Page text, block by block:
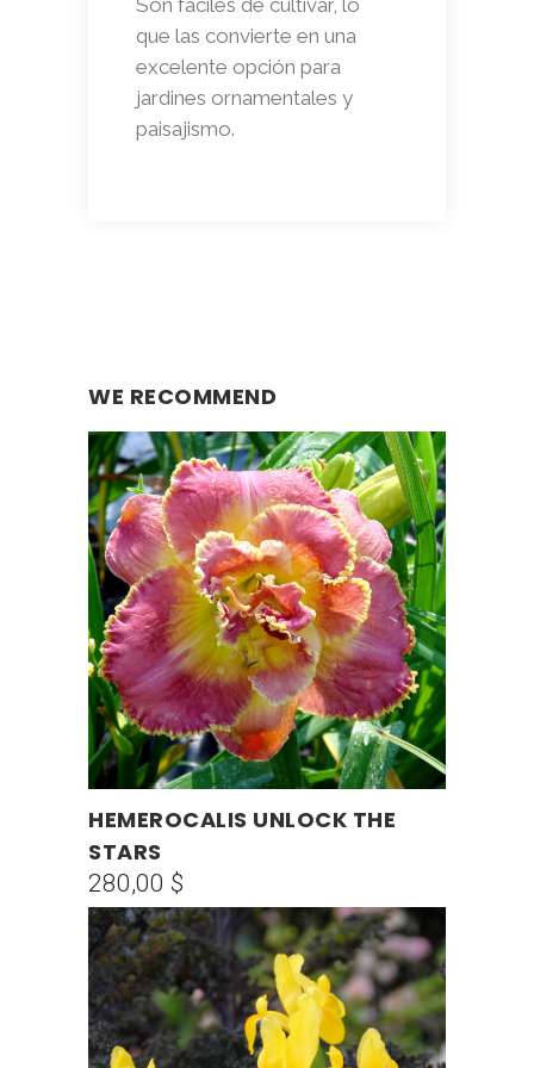
que las convierte en una
excelente opción para
jardines ornamentales y
paisajismo.
WE RECOMMEND
AÑADIR AL CARRITO
HEMEROCALIS UNLOCK THE
STARS
280,00 $